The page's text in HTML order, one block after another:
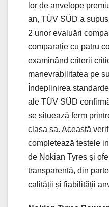
lor de anvelope
an, TÜV SÜD a
2 unor evaluări
comparație cu patru
examinând criterii
manevrabilitatea pe
Îndeplinirea
ale TÜV SÜD
se situează ferm
clasa sa. Această
completează testele
de Nokian Tyres și
transparentă, din
calității și fiabilității